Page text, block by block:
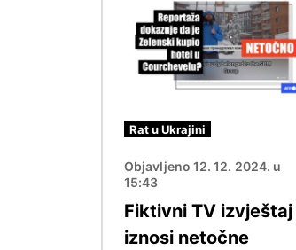
Rat u Ukrajini
Objavljeno 12. 12. 2024. u
15:43
Fiktivni TV izvještaj
iznosi netočne